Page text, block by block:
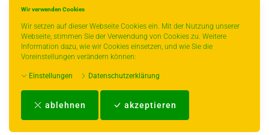
Wir verwenden Cookies
Wir setzen auf dieser Webseite Cookies ein. Mit der Nutzung unserer
Webseite, stimmen Sie der Verwendung von Cookies zu. Weitere
Information dazu, wie wir Cookies einsetzen, und wie Sie die
Voreinstellungen verändern können:
Einstellungen Datenschutzerklärung
ablehnen akzeptieren
Impressum-AGB-Zahlungs- und Versandbedingungen
Biozertifikat
Widerrufsrecht -